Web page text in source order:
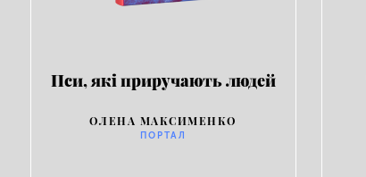
Пси, які приручають людей
ОЛЕНА МАКСИМЕНКО
ПОРТАЛ